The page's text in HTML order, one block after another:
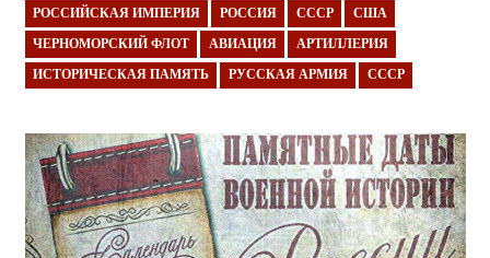
РОССИЙСКАЯ ИМПЕРИЯ РОССИЯ СССР США
ЧЕРНОМОРСКИЙ ФЛОТ АВИАЦИЯ АРТИЛЛЕРИЯ
ИСТОРИЧЕСКАЯ ПАМЯТЬ РУССКАЯ АРМИЯ СССР